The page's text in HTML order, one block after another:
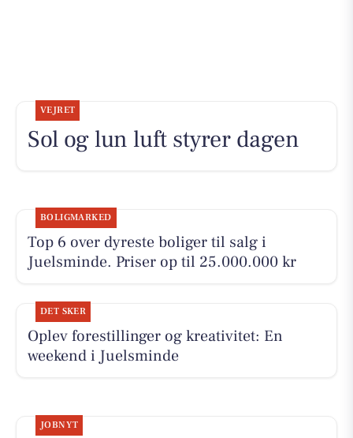
VEJRET
Sol og lun luft styrer dagen
BOLIGMARKED
Top 6 over dyreste boliger til salg i
Juelsminde. Priser op til 25.000.000 kr
DET SKER
Oplev forestillinger og kreativitet: En
weekend i Juelsminde
JOBNYT